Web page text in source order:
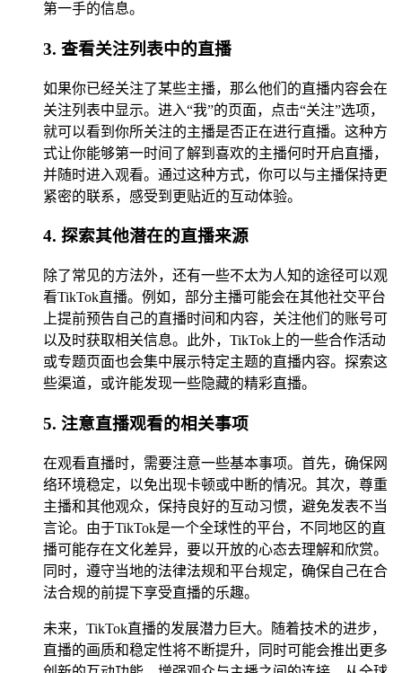
第一手的信息。
3. 查看关注列表中的直播
如果你已经关注了某些主播，那么他们的直播内容会在
关注列表中显示。进入“我”的页面，点击“关注”选项，
就可以看到你所关注的主播是否正在进行直播。这种方
式让你能够第一时间了解到喜欢的主播何时开启直播，
并随时进入观看。通过这种方式，你可以与主播保持更
紧密的联系，感受到更贴近的互动体验。
4. 探索其他潜在的直播来源
除了常见的方法外，还有一些不太为人知的途径可以观
看TikTok直播。例如，部分主播可能会在其他社交平台
上提前预告自己的直播时间和内容，关注他们的账号可
以及时获取相关信息。此外，TikTok上的一些合作活动
或专题页面也会集中展示特定主题的直播内容。探索这
些渠道，或许能发现一些隐藏的精彩直播。
5. 注意直播观看的相关事项
在观看直播时，需要注意一些基本事项。首先，确保网
络环境稳定，以免出现卡顿或中断的情况。其次，尊重
主播和其他观众，保持良好的互动习惯，避免发表不当
言论。由于TikTok是一个全球性的平台，不同地区的直
播可能存在文化差异，要以开放的心态去理解和欣赏。
同时，遵守当地的法律法规和平台规定，确保自己在合
法合规的前提下享受直播的乐趣。
未来，TikTok直播的发展潜力巨大。随着技术的进步，
直播的画质和稳定性将不断提升，同时可能会推出更多